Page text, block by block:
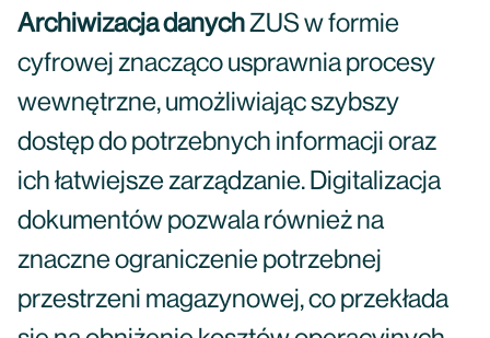
Archiwizacja danychZUS w formie
cyfrowej znacząco usprawnia procesy
wewnętrzne, umożliwiając szybszy
dostęp do potrzebnych informacji oraz
ich łatwiejsze zarządzanie. Digitalizacja
dokumentów pozwala również na
znaczne ograniczenie potrzebnej
przestrzeni magazynowej, co przekłada